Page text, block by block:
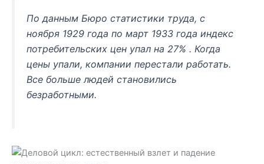
По данным Бюро статистики труда, с
ноября 1929 года по март 1933 года индекс
потребительских цен упал на 27% . Когда
цены упали, компании перестали работать.
Все больше людей становились
безработными.